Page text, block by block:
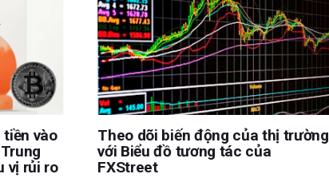
đối với bất kỳ cổ phiếu
giả không nhận được tiền
xác, đầy đủ hoặc phù hợp
thất, thương tích hoặc thiệt
nhằm mục đích tư vấn đầu
tiền vào
vị rủi ro
Theo dõi biến động của thị trường
với Biểu đồ tương tác của
FXStreet